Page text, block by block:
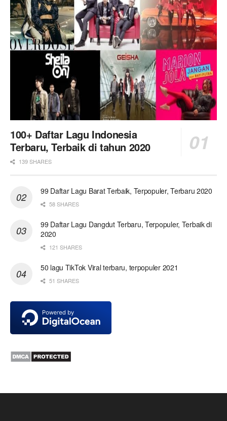
100+ Daftar Lagu Indonesia
Terbaru, Terbaik di tahun 2020
139 SHARES
99 Daftar Lagu Barat Terbaik, Terpopuler, Terbaru 2020
58 SHARES
99 Daftar Lagu Dangdut Terbaru, Terpopuler, Terbaik di
2020
121 SHARES
50 lagu TikTok Viral terbaru, terpopuler 2021
51 SHARES